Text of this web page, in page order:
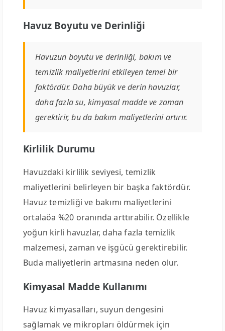
Havuz Boyutu ve Derinliği
Havuzun boyutu ve derinliği, bakım ve
temizlik maliyetlerini etkileyen temel bir
faktördür. Daha büyük ve derin havuzlar,
daha fazla su, kimyasal madde ve zaman
gerektirir, bu da bakım maliyetlerini artırır.
Kirlilik Durumu
Havuzdaki kirlilik seviyesi, temizlik
maliyetlerini belirleyen bir başka faktördür.
Havuz temizliği ve bakımı maliyetlerini
ortalaöa %20 oranında arttırabilir. Özellikle
yoğun kirli havuzlar, daha fazla temizlik
malzemesi, zaman ve işgücü gerektirebilir.
Buda maliyetlerin artmasına neden olur.
Kimyasal Madde Kullanımı
Havuz kimyasalları, suyun dengesini
sağlamak ve mikropları öldürmek için